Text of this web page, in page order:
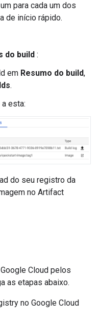
para cada um dos
de início rápido.
do build :
em Resumo do build,
.
esta:
do seu registro da
no Artifact
Cloud pelos
as etapas abaixo.
no Google Cloud